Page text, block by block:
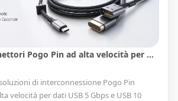
Soluzioni di connettori Pogo Pin ad alta velocità per USB 5 Gbps e 10 Gbps
di interconnessione Pogo Pin
velocità per dati USB 5 Gbps e USB 10